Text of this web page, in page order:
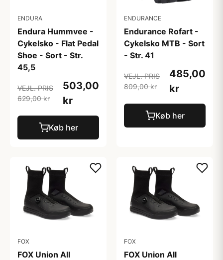
ENDURA
Endura Hummvee -
Cykelsko - Flat Pedal
Shoe - Sort - Str.
45,5
VEJL. PRIS
629,00 kr
503,00
kr
Køb her
ENDURANCE
Endurance Rofart -
Cykelsko MTB - Sort
- Str. 41
VEJL. PRIS
809,00 kr
485,00
kr
Køb her
FOX
FOX Union All
FOX
FOX Union All